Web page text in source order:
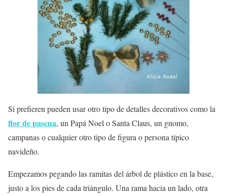
Si prefieren pueden usar otro tipo de detalles decorativos como la
flor de pascua, un Papá Noel o Santa Claus, un gnomo,
campanas o cualquier otro tipo de figura o persona típico
navideño.
Empezamos pegando las ramitas del árbol de plástico en la base,
justo a los pies de cada triángulo. Una rama hacia un lado, otra